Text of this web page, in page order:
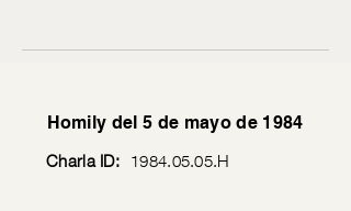
Homily del 5 de mayo de 1984
Charla ID: 1984.05.05.H